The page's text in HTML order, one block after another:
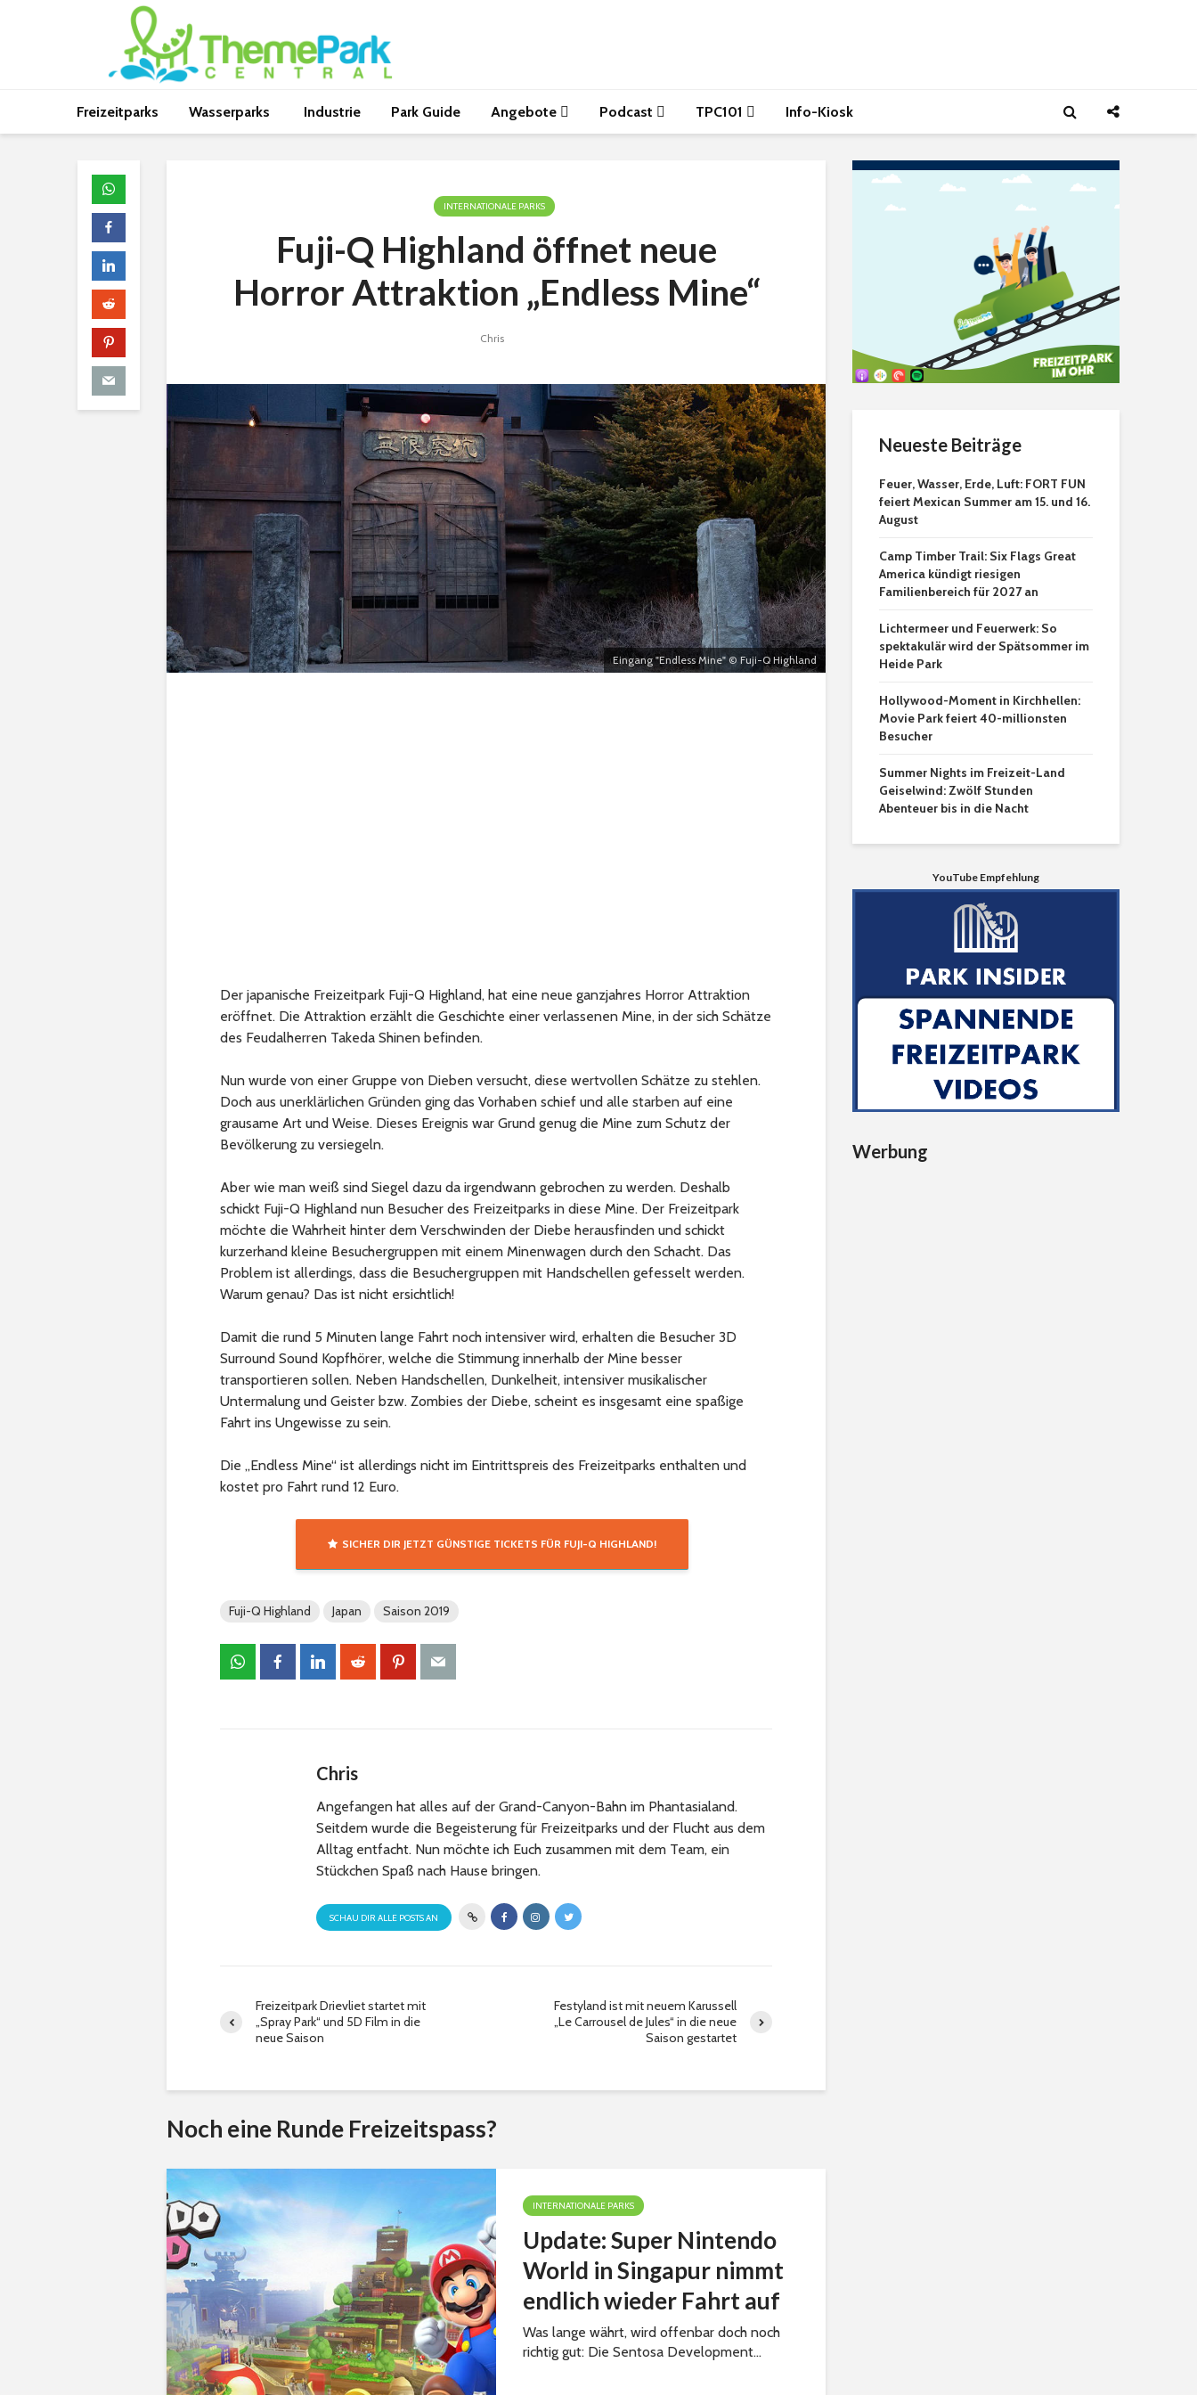
Freizeitparks Wasserparks Industrie Park Guide Angebote Podcast TPC101 Info-Kiosk
INTERNATIONALE PARKS
Fuji-Q Highland öffnet neue
Horror Attraktion „Endless Mine“
Chris
Eingang "Endless Mine" © Fuji-Q Highland
Der japanische Freizeitpark Fuji-Q Highland, hat eine neue ganzjahres Horror Attraktion
eröffnet. Die Attraktion erzählt die Geschichte einer verlassenen Mine, in der sich Schätze
des Feudalherren Takeda Shinen befinden.
Nun wurde von einer Gruppe von Dieben versucht, diese wertvollen Schätze zu stehlen.
Doch aus unerklärlichen Gründen ging das Vorhaben schief und alle starben auf eine
grausame Art und Weise. Dieses Ereignis war Grund genug die Mine zum Schutz der
Bevölkerung zu versiegeln.
Aber wie man weiß sind Siegel dazu da irgendwann gebrochen zu werden. Deshalb
schickt Fuji-Q Highland nun Besucher des Freizeitparks in diese Mine. Der Freizeitpark
möchte die Wahrheit hinter dem Verschwinden der Diebe herausfinden und schickt
kurzerhand kleine Besuchergruppen mit einem Minenwagen durch den Schacht. Das
Problem ist allerdings, dass die Besuchergruppen mit Handschellen gefesselt werden.
Warum genau? Das ist nicht ersichtlich!
Damit die rund 5 Minuten lange Fahrt noch intensiver wird, erhalten die Besucher 3D
Surround Sound Kopfhörer, welche die Stimmung innerhalb der Mine besser
transportieren sollen. Neben Handschellen, Dunkelheit, intensiver musikalischer
Untermalung und Geister bzw. Zombies der Diebe, scheint es insgesamt eine spaßige
Fahrt ins Ungewisse zu sein.
Die „Endless Mine“ ist allerdings nicht im Eintrittspreis des Freizeitparks enthalten und
kostet pro Fahrt rund 12 Euro.
SICHER DIR JETZT GÜNSTIGE TICKETS FÜR FUJI-Q HIGHLAND!
Fuji-Q Highland Japan Saison 2019
Chris
Angefangen hat alles auf der Grand-Canyon-Bahn im Phantasialand.
Seitdem wurde die Begeisterung für Freizeitparks und der Flucht aus dem
Alltag entfacht. Nun möchte ich Euch zusammen mit dem Team, ein
Stückchen Spaß nach Hause bringen.
SCHAU DIR ALLE POSTS AN
Freizeitpark Drievliet startet mit
„Spray Park“ und 5D Film in die
neue Saison
Festyland ist mit neuem Karussell
„Le Carrousel de Jules“ in die neue
Saison gestartet
Noch eine Runde Freizeitspass?
INTERNATIONALE PARKS
Update: Super Nintendo
World in Singapur nimmt
endlich wieder Fahrt auf
Was lange währt, wird offenbar doch noch
richtig gut: Die Sentosa Development...
Neueste Beiträge
Feuer, Wasser, Erde, Luft: FORT FUN
feiert Mexican Summer am 15. und 16.
August
Camp Timber Trail: Six Flags Great
America kündigt riesigen
Familienbereich für 2027 an
Lichtermeer und Feuerwerk: So
spektakulär wird der Spätsommer im
Heide Park
Hollywood-Moment in Kirchhellen:
Movie Park feiert 40-millionsten
Besucher
Summer Nights im Freizeit-Land
Geiselwind: Zwölf Stunden
Abenteuer bis in die Nacht
YouTube Empfehlung
Werbung